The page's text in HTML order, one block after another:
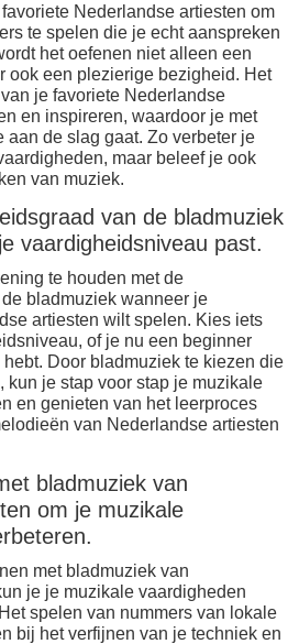
Nederlandse artiesten om
te spelen die je echt aanspreken
het oefenen niet alleen een
ook een plezierige bezigheid. Het
je favoriete Nederlandse
en inspireren, waardoor je met
aan de slag gaat. Zo verbeter je
maar beleef je ook
van muziek.
van de bladmuziek
vaardigheidsniveau past.
te houden met de
bladmuziek wanneer je
artiesten wilt spelen. Kies iets
of je nu een beginner
Door bladmuziek te kiezen die
je stap voor stap je muzikale
en genieten van het leerproces
van Nederlandse artiesten
bladmuziek van
om je muzikale
met bladmuziek van
je je muzikale vaardigheden
spelen van nummers van lokale
bij het verfijnen van je techniek en